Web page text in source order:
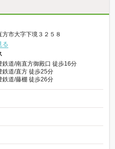
方市大字下境３２５８
る
鉄道/南直方御殿口 徒歩16分
鉄道/直方 徒歩25分
鉄道/藤棚 徒歩26分